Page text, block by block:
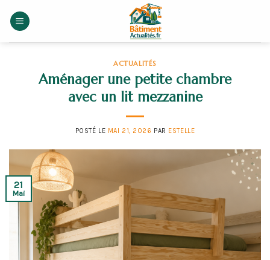
ACTUALITÉS
Aménager une petite chambre
avec un lit mezzanine
POSTÉ LE MAI 21, 2026 PAR ESTELLE
21
Mai